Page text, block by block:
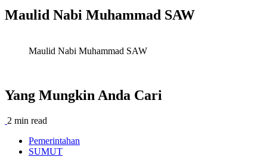
Maulid Nabi Muhammad SAW
Maulid Nabi Muhammad SAW
Yang Mungkin Anda Cari
2 min read
Pemerintahan
SUMUT